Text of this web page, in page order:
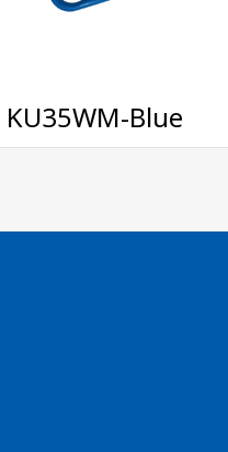
KU35WM-Blue